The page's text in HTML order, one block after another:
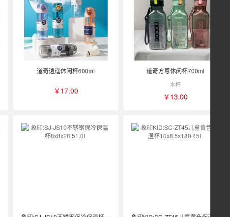
道奇逍遥休闲杯600ml
￥17.00
道奇方尊休闲杯700ml
水杯
￥13.00